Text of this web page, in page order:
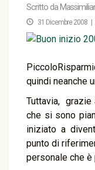
Scritto da
31 Dicembre 2008 |
quindi neanche
Tuttavia, grazie
che si sono
iniziato a
punto di
personale che